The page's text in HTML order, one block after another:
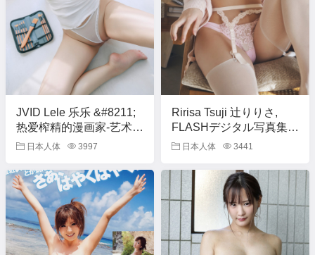
JVID Lele 乐乐 &#8211;
热爱榨精的漫画家-艺术
家-生日限定尺度 Set.03
日本人体 3997
Ririsa Tsuji 辻りりさ,
FLASHデジタル写真集
「She is Perfect 前編」
日本人体 3441